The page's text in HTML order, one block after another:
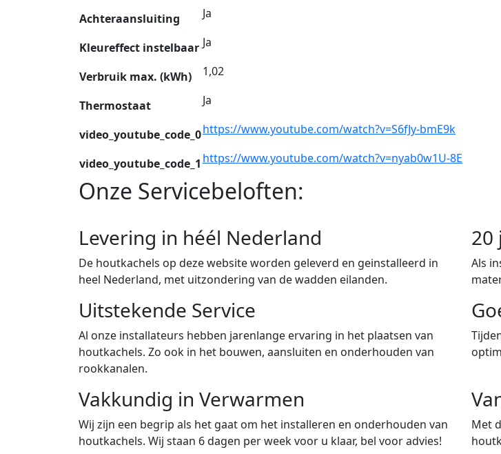
Achteraansluiting Ja
Kleureffect instelbaar Ja
Verbruik max. (kWh) 1,02
Thermostaat Ja
video_youtube_code_0https://www.youtube.com/watch?v=S6fJy-bmE9k
video_youtube_code_1 https://www.youtube.com/watch?v=nyab0w1U-8E
Onze Servicebeloften:
Levering in héél Nederland
De houtkachels op deze website worden geleverd en geinstalleerd in
heel Nederland, met uitzondering van de wadden eilanden.
20
Als
Uitstekende Service
Al onze installateurs hebben jarenlange ervaring in het plaatsen van
houtkachels. Zo ook in het bouwen, aansluiten en onderhouden van
rookkanalen.
Vakkundig in Verwarmen
Wij zijn een begrip als het gaat om het installeren en onderhouden van
houtkachels. Wij staan 6 dagen per week voor u klaar, bel voor advies!
Met